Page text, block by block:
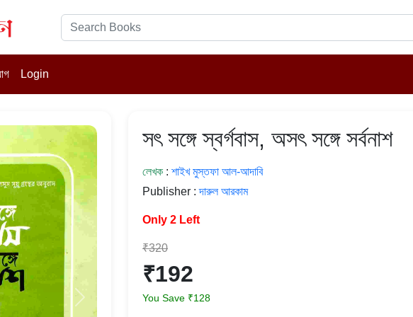
Login
সৎ সঙ্গে স্বর্গবাস, অসৎ সঙ্গে সর্বনাশ
লেখক : শাইখ মুস্তফা আল-আদাবি
Publisher :দারুল আরকাম
Only 2 Left
₹320
₹192
You Save ₹128